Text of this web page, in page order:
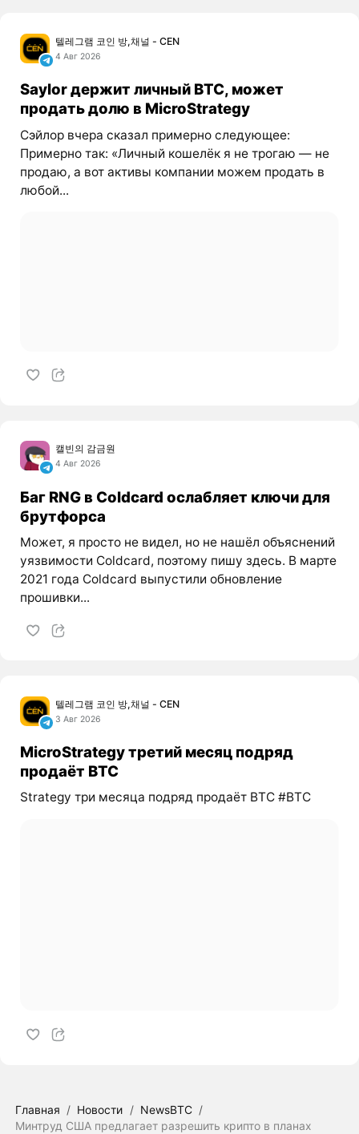
텔레그램 코인 방,채널 - CEN
4 Авг 2026
Saylor держит личный BTC, может
продать долю в MicroStrategy
Сэйлор вчера сказал примерно следующее:
Примерно так: «Личный кошелёк я не трогаю — не
продаю, а вот активы компании можем продать в
любой...
캘빈의 감금원
4 Авг 2026
Баг RNG в Coldcard ослабляет ключи для
брутфорса
Может, я просто не видел, но не нашёл объяснений
уязвимости Coldcard, поэтому пишу здесь. В марте
2021 года Coldcard выпустили обновление
прошивки...
텔레그램 코인 방,채널 - CEN
3 Авг 2026
MicroStrategy третий месяц подряд
продаёт BTC
Strategy три месяца подряд продаёт BTC #BTC
Главная / Новости / NewsBTC /
Минтруд США предлагает разрешить крипто в планах